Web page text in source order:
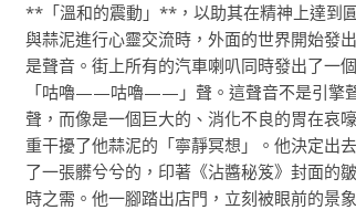
**「溫和的震動」**，以助其在精神上達到
與蒜泥進行心靈交流時，外面的世界開始發
是聲音。街上所有的汽車喇叭同時發出了一
「咕嚕——咕嚕——」聲。這聲音不是引擎
聲，而像是一個巨大的、消化不良的胃在哀
重干擾了他蒜泥的「寧靜冥想」。他決定出
了一張髒兮兮的，印著《沾醬秘笈》封面的
時之需。他一腳踏出店門，立刻被眼前的景